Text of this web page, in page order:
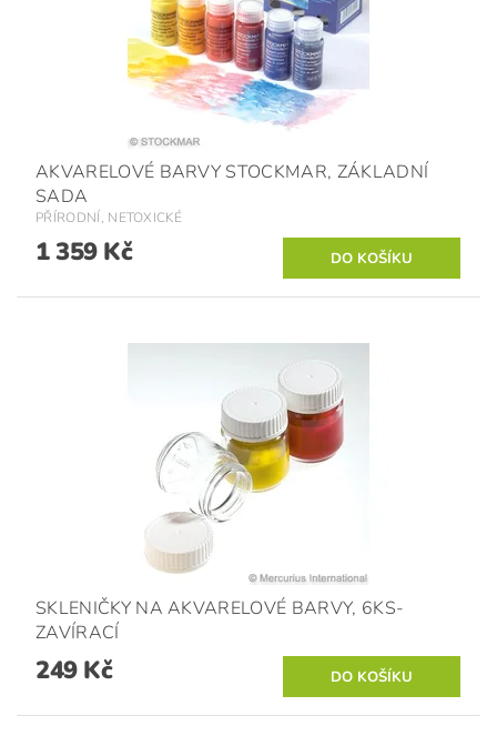
AKVARELOVÉ BARVY STOCKMAR, ZÁKLADNÍ
SADA
PŘÍRODNÍ, NETOXICKÉ
1 359 Kč
SKLENIČKY NA AKVARELOVÉ BARVY, 6KS-
ZAVÍRACÍ
249 Kč